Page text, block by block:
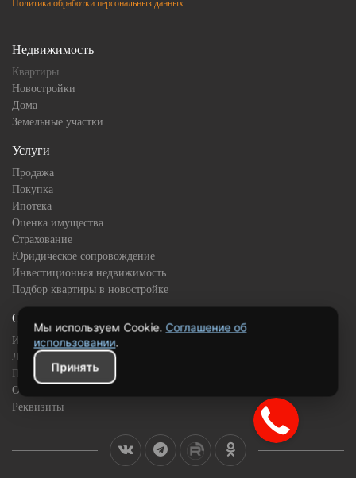
Политика обработки персональныз данных
Недвижимость
Квартиры
Новостройки
Дома
Земельные участки
Услуги
Продажа
Покупка
Ипотека
Оценка имущества
Страхование
Юридическое сопровождение
Инвестиционная недвижимость
Подбор квартиры в новостройке
О компании
История
Лицензии и сертификаты
Партнёры
Отзывы клиентов
Реквизиты
Мы используем Cookie. Соглашение об
использовании.
Принять